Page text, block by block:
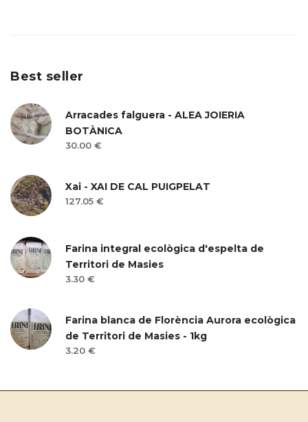
Best seller
Arracades falguera - ALEA JOIERIA
BOTÀNICA
30.00 €
Xai - XAI DE CAL PUIGPELAT
127.05 €
Farina integral ecològica d'espelta de
Territori de Masies
3.30 €
Farina blanca de Florència Aurora ecològica
de Territori de Masies - 1kg
3.20 €